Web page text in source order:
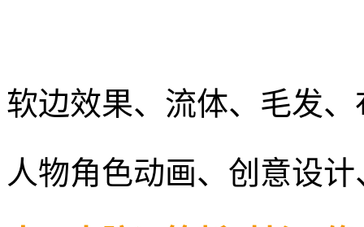
软边效果、流体、毛发
人物角色动画、创意设